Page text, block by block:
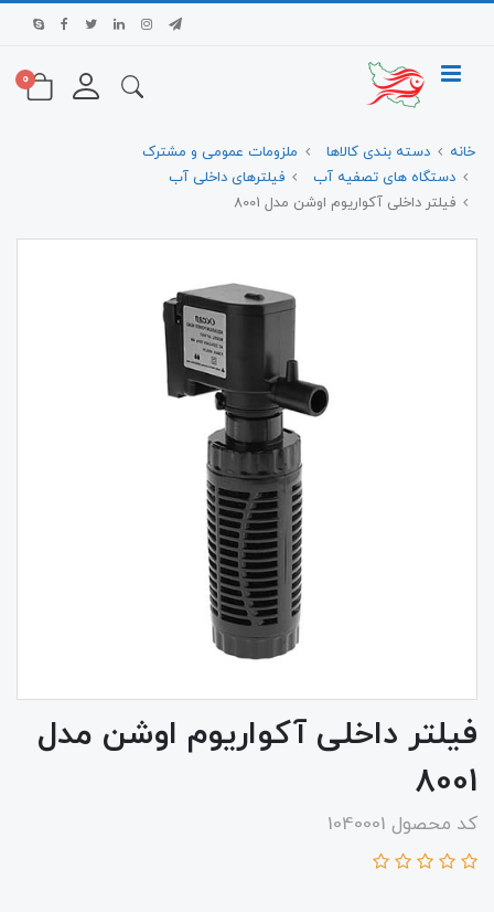
0
خانه دسته بندی کالاها
ملزومات عمومی و مشترک
دستگاه های تصفیه آب
فیلترهای داخلی آب
فیلتر داخلی آکواریوم اوشن مدل 8001
فیلتر داخلی آکواریوم اوشن مدل
8001
کد محصول 1040001